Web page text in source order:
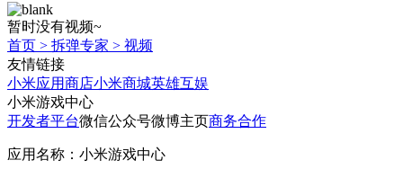
暂时没有视频~
首页 > 拆弹专家 > 视频
友情链接
小米应用商店小米商城英雄互娱
小米游戏中心
开发者平台微信公众号微博主页商务合作
应用名称：小米游戏中心